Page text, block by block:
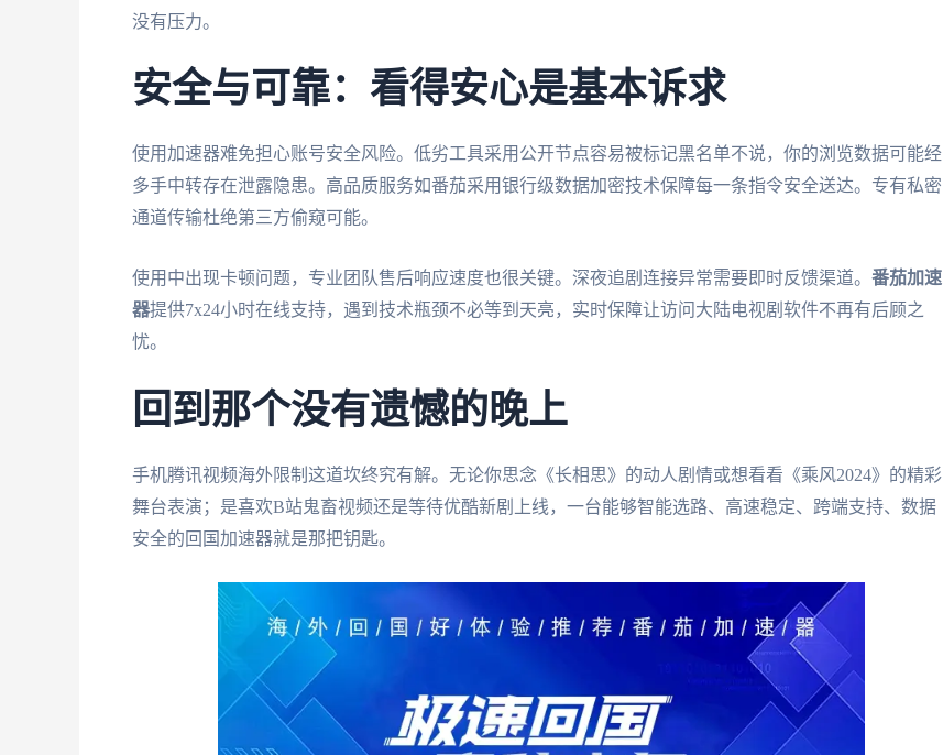
没有压力。
安全与可靠：看得安心是基本诉求
使用加速器难免担心账号安全风险。低劣工具采用公开节点容易被标记黑名单不说，你的浏览数据可能经
多手中转存在泄露隐患。高品质服务如番茄采用银行级数据加密技术保障每一条指令安全送达。专有私密
通道传输杜绝第三方偷窥可能。
使用中出现卡顿问题，专业团队售后响应速度也很关键。深夜追剧连接异常需要即时反馈渠道。 番茄加速
器提供7x24小时在线支持，遇到技术瓶颈不必等到天亮，实时保障让访问大陆电视剧软件不再有后顾之
忧。
回到那个没有遗憾的晚上
手机腾讯视频海外限制这道坎终究有解。无论你思念《长相思》的动人剧情或想看看《乘风2024》的精彩
舞台表演；是喜欢B站鬼畜视频还是等待优酷新剧上线，一台能够智能选路、高速稳定、跨端支持、数据
安全的回国加速器就是那把钥匙。